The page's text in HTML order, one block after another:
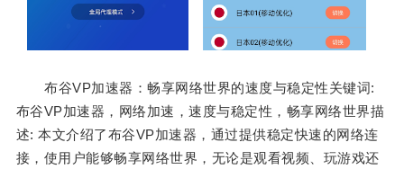
布谷VP加速器：畅享网络世界的速度与稳定性关键词:
布谷VP加速器，网络加速，速度与稳定性，畅享网络世界描
述: 本文介绍了布谷VP加速器，通过提供稳定快速的网络连
接，使用户能够畅享网络世界，无论是观看视频、玩游戏还